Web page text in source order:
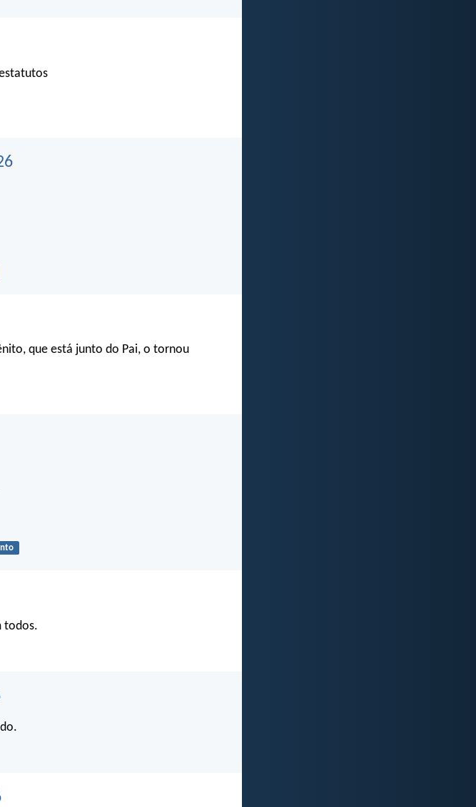
que está junto do Pai, o tornou
todos.